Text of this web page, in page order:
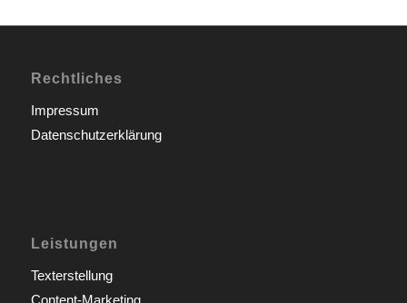
Rechtliches
Impressum
Datenschutzerklärung
Leistungen
Texterstellung